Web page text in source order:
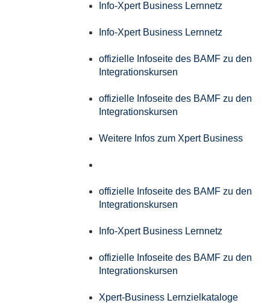
Info-Xpert Business Lernnetz
Info-Xpert Business Lernnetz
offizielle Infoseite des BAMF zu den
Integrationskursen
offizielle Infoseite des BAMF zu den
Integrationskursen
Weitere Infos zum Xpert Business
offizielle Infoseite des BAMF zu den
Integrationskursen
Info-Xpert Business Lernnetz
offizielle Infoseite des BAMF zu den
Integrationskursen
Xpert-Business Lernzielkataloge